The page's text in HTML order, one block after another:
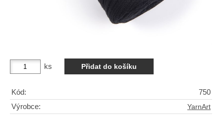
ks
Kód:
750
Výrobce:
YarnArt